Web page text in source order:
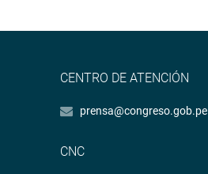
CENTRO DE ATENCIÓN
prensa@congreso.gob.pe
CNC